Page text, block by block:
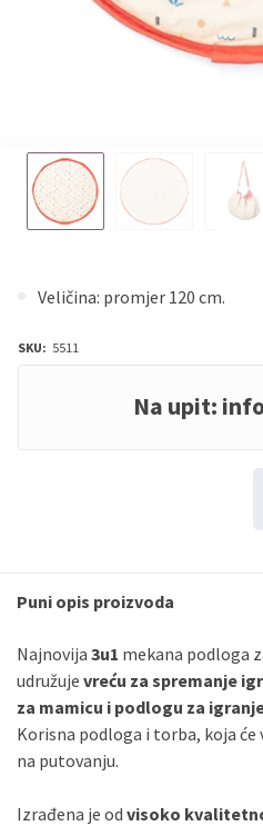
Veličina: promjer 120 cm.
SKU: 5511
Na upit:
Puni opis proizvoda
Najnovija 3u1 mekana podloga
udružuje vreću za spremanje
za mamicu i podlogu za
Korisna podloga i torba, koja će
na putovanju.
Izrađena je od visoko